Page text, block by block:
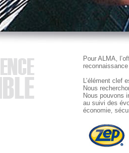
Pour ALMA,
L’élément clef
Nous
Nous pouvons
au suivi des
économie,